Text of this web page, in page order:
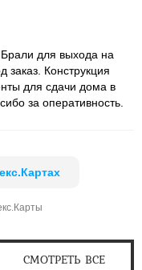
для выхода на
заказ. Конструкция
для сдачи дома в
за оперативность.
СМОТРЕТЬ ВСЕ